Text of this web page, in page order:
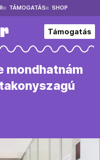
TÁMOGATÁS SHOP
Támogatás
mondhatnám